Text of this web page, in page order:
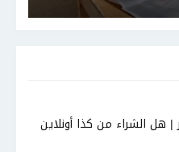
الشراء من كذا أونلاين